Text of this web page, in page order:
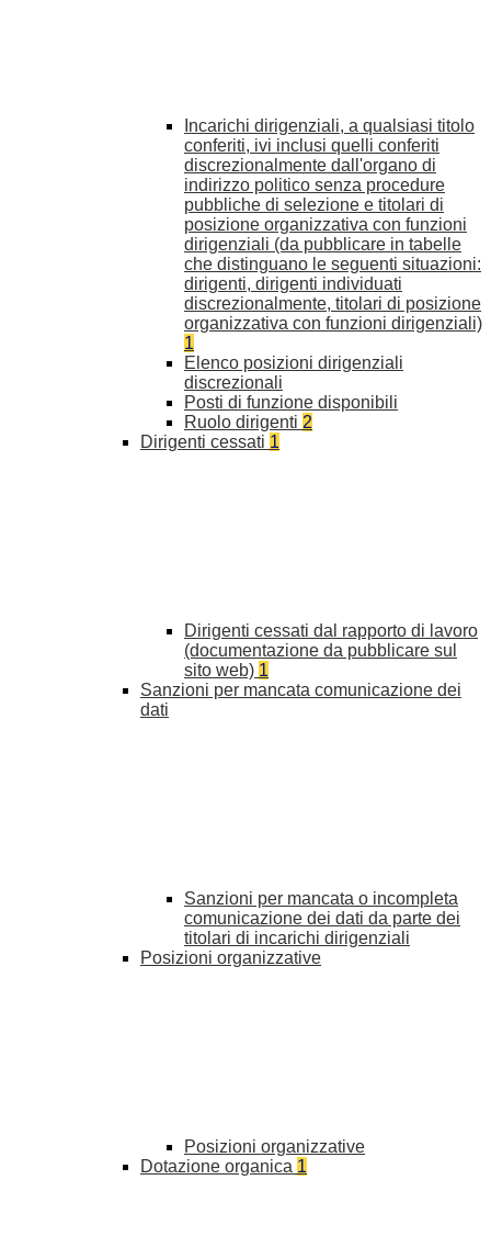
Incarichi dirigenziali, a qualsiasi titolo
conferiti, ivi inclusi quelli conferiti
discrezionalmente dall'organo di
indirizzo politico senza procedure
pubbliche di selezione e titolari di
posizione organizzativa con funzioni
dirigenziali (da pubblicare in tabelle
che distinguano le seguenti situazioni:
dirigenti, dirigenti individuati
discrezionalmente, titolari di posizione
organizzativa con funzioni dirigenziali)
1
Elenco posizioni dirigenziali
discrezionali
Posti di funzione disponibili
Ruolo dirigenti 2
Dirigenti cessati 1
Dirigenti cessati dal rapporto di lavoro
(documentazione da pubblicare sul
sito web) 1
Sanzioni per mancata comunicazione dei
dati
Sanzioni per mancata o incompleta
comunicazione dei dati da parte dei
titolari di incarichi dirigenziali
Posizioni organizzative
Posizioni organizzative
Dotazione organica 1